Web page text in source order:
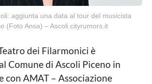
aggiunta una data al tour del musicista
(Foto Ansa) – Ascoli.cityrumors.it
dei Filarmonici è
Comune di Ascoli Piceno in
con AMAT – Associazione